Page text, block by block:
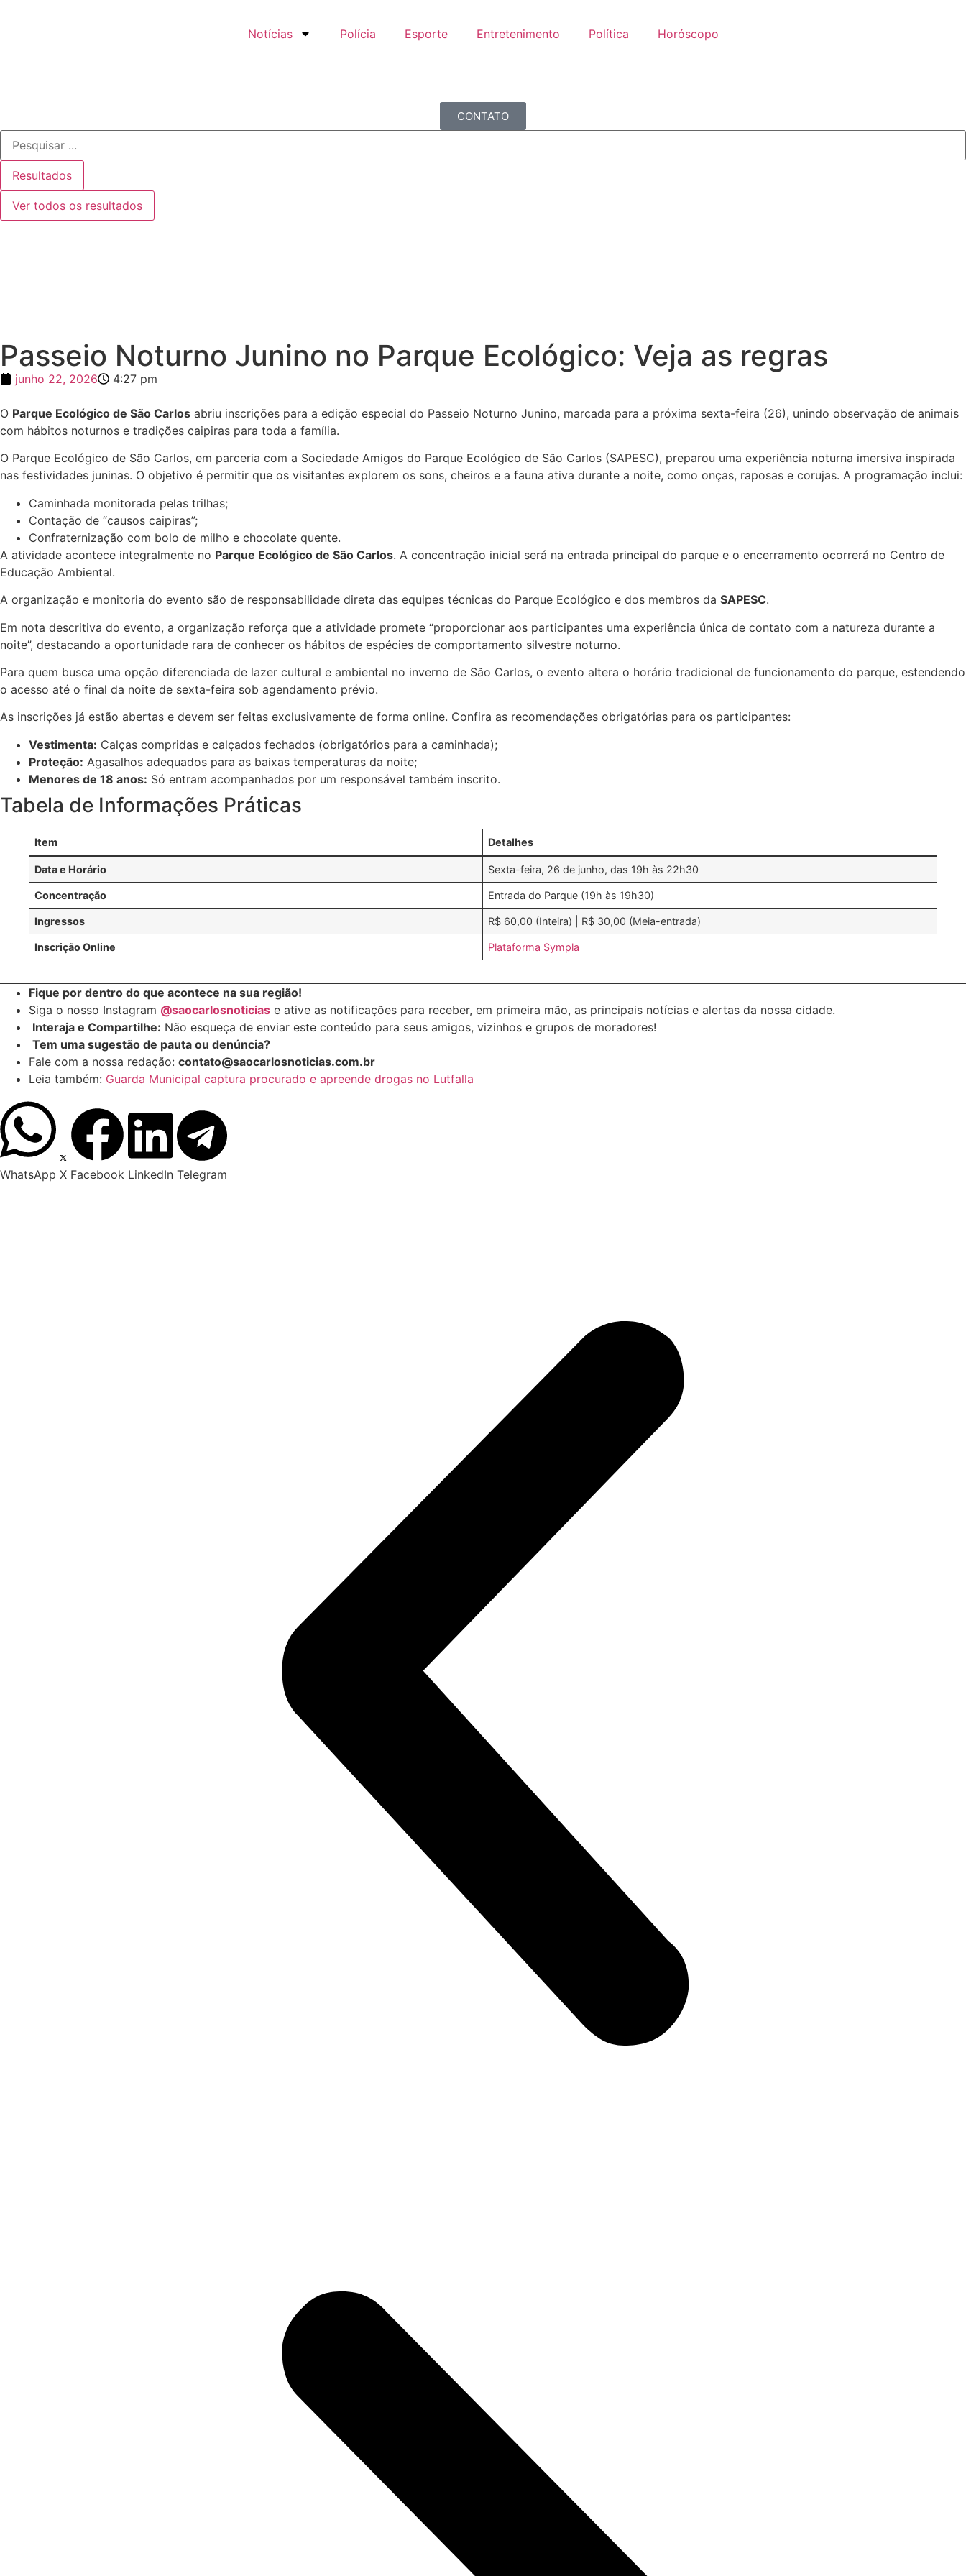
Notícias Polícia Esporte Entretenimento Política Horóscopo
CONTATO
Resultados
Ver todos os resultados
Passeio Noturno Junino no Parque Ecológico: Veja as regras
junho 22, 2026 4:27 pm
O Parque Ecológico de São Carlos abriu inscrições para a edição especial do Passeio Noturno Junino, marcada para a próxima sexta-feira (26), unindo observação de animais
com hábitos noturnos e tradições caipiras para toda a família.
O Parque Ecológico de São Carlos, em parceria com a Sociedade Amigos do Parque Ecológico de São Carlos (SAPESC), preparou uma experiência noturna imersiva inspirada
nas festividades juninas. O objetivo é permitir que os visitantes explorem os sons, cheiros e a fauna ativa durante a noite, como onças, raposas e corujas. A programação inclui:
Caminhada monitorada pelas trilhas;
Contação de “causos caipiras”;
Confraternização com bolo de milho e chocolate quente.
A atividade acontece integralmente no Parque Ecológico de São Carlos. A concentração inicial será na entrada principal do parque e o encerramento ocorrerá no Centro de
Educação Ambiental.
A organização e monitoria do evento são de responsabilidade direta das equipes técnicas do Parque Ecológico e dos membros da SAPESC.
Em nota descritiva do evento, a organização reforça que a atividade promete “proporcionar aos participantes uma experiência única de contato com a natureza durante a
noite”, destacando a oportunidade rara de conhecer os hábitos de espécies de comportamento silvestre noturno.
Para quem busca uma opção diferenciada de lazer cultural e ambiental no inverno de São Carlos, o evento altera o horário tradicional de funcionamento do parque, estendendo
o acesso até o final da noite de sexta-feira sob agendamento prévio.
As inscrições já estão abertas e devem ser feitas exclusivamente de forma online. Confira as recomendações obrigatórias para os participantes:
Vestimenta: Calças compridas e calçados fechados (obrigatórios para a caminhada);
Proteção: Agasalhos adequados para as baixas temperaturas da noite;
Menores de 18 anos: Só entram acompanhados por um responsável também inscrito.
Tabela de Informações Práticas
Item Detalhes
Data e Horário Sexta-feira, 26 de junho, das 19h às 22h30
Concentração Entrada do Parque (19h às 19h30)
Ingressos R$ 60,00 (Inteira) | R$ 30,00 (Meia-entrada)
Inscrição Online Plataforma Sympla
Fique por dentro do que acontece na sua região!
Siga o nosso Instagram @saocarlosnoticias e ative as notificações para receber, em primeira mão, as principais notícias e alertas da nossa cidade.
Interaja e Compartilhe: Não esqueça de enviar este conteúdo para seus amigos, vizinhos e grupos de moradores!
Tem uma sugestão de pauta ou denúncia?
Fale com a nossa redação: contato@saocarlosnoticias.com.br
Leia também: Guarda Municipal captura procurado e apreende drogas no Lutfalla
WhatsApp X Facebook LinkedIn Telegram